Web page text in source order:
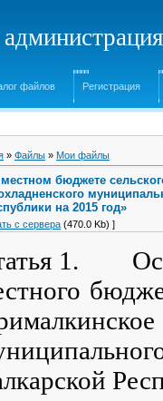
файлов Регистрация
» Файлы » Мои файлы
бюджете
на 2015 год»
с сервера (470.0 Kb) ]
1.